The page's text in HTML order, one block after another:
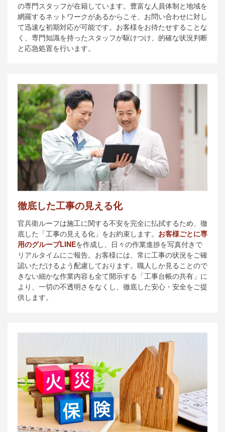
の専門スタッフが在籍しています。豊富な人員体制と地域を
網羅するネットワークがあるからこそ、お問い合わせに対し
て迅速な初期対応が可能です。お客様をお待たせすることな
く、専門知識を持ったスタッフが駆けつけ、的確な状況判断
と応急処置を行います。
徹底した工事の見える化
官兵衛ルーフは施工に関する不安を完全に払拭するため、徹
底した「工事の見える化」をお約束します。 お客様ごとに専
用のグループLINEを作成し、日々の作業進捗を写真付きで
リアルタイムにご報告。お客様には、常に工事の状況をご確
認いただけるよう配慮しております。職人しか見ることので
きない細かな作業内容も全て開示する「工事台帳の共有」に
より、一切の不透明さをなくし、徹底した安心・安全をご提
供します。